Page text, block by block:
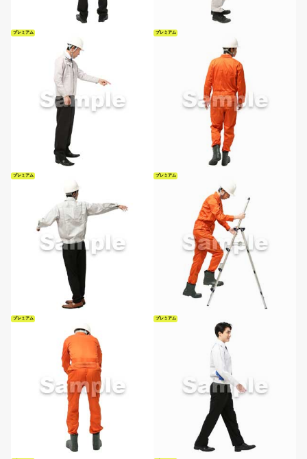
プレミアム プレミアム
プレミアム プレミアム
プレミアム プレミアム